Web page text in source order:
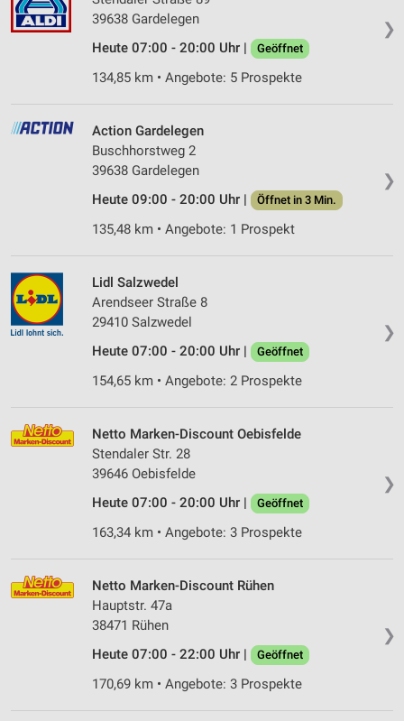
❯
39638 Gardelegen
Heute 07:00 - 20:00 Uhr |
Geöffnet
134,85 km • Angebote: 5 Prospekte
❯
Action Gardelegen
Buschhorstweg 2
39638 Gardelegen
Heute 09:00 - 20:00 Uhr |
Öffnet in 3 Min.
135,48 km • Angebote: 1 Prospekt
❯
Lidl Salzwedel
Arendseer Straße 8
29410 Salzwedel
Heute 07:00 - 20:00 Uhr |
Geöffnet
154,65 km • Angebote: 2 Prospekte
❯
Netto Marken-Discount Oebisfelde
Stendaler Str. 28
39646 Oebisfelde
Heute 07:00 - 20:00 Uhr |
Geöffnet
163,34 km • Angebote: 3 Prospekte
❯
Netto Marken-Discount Rühen
Hauptstr. 47a
38471 Rühen
Heute 07:00 - 22:00 Uhr |
Geöffnet
170,69 km • Angebote: 3 Prospekte